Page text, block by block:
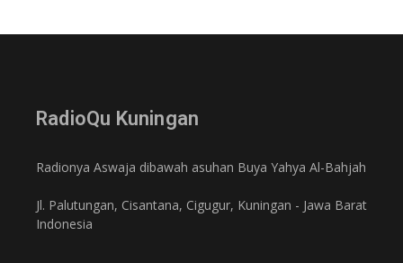
RadioQu Kuningan
Radionya Aswaja dibawah asuhan Buya Yahya Al-Bahjah
Jl. Palutungan, Cisantana, Cigugur, Kuningan - Jawa Barat
Indonesia